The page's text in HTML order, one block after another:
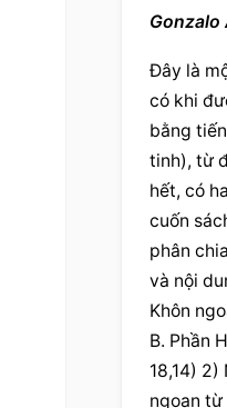
Gonzalo
Đây là
có khi
bằng
tinh), từ
hết, có
cuốn
phân
và nội
Khôn
B. Phần
18,14) 2)
ngoan từ